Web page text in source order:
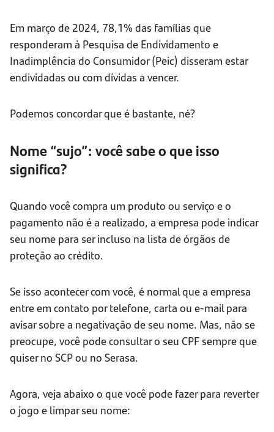
Em março de 2024, 78,1% das famílias que
responderam à Pesquisa de Endividamento e
Inadimplência do Consumidor (Peic) disseram estar
endividadas ou com dívidas a vencer.
Podemos concordar que é bastante, né?
Nome “sujo”: você sabe o que isso
significa?
Quando você compra um produto ou serviço e o
pagamento não é a realizado, a empresa pode indicar
seu nome para ser incluso na lista de órgãos de
proteção ao crédito.
Se isso acontecer com você, é normal que a empresa
entre em contato por telefone, carta ou e-mail para
avisar sobre a negativação de seu nome. Mas, não se
preocupe, você pode consultar o seu CPF sempre que
quiser no SCP ou no Serasa.
Agora, veja abaixo o que você pode fazer para reverter
o jogo e limpar seu nome: